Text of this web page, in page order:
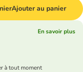
Ajouter au panier
En savoir plus
à tout moment